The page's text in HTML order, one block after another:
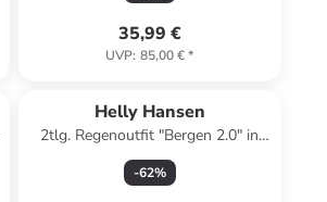
35,99 €
UVP: 85,00 €*
Helly Hansen
2tlg. Regenoutfit "Bergen 2.0" in
Dunkelblau
-62%